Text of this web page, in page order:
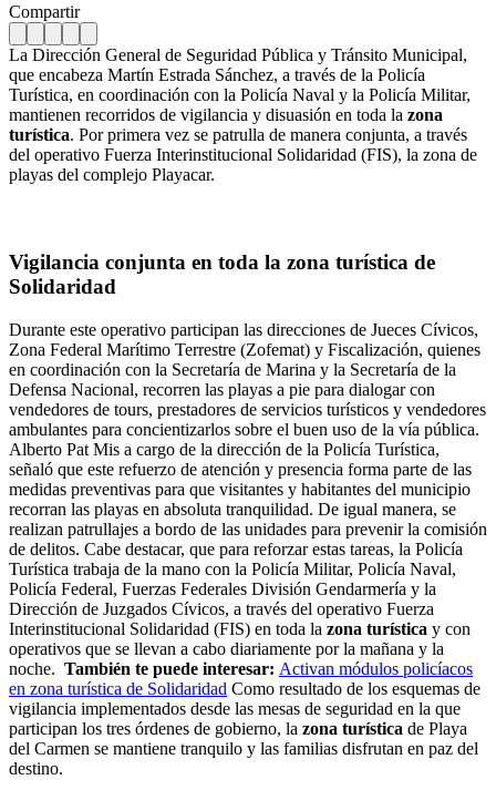
Compartir
La Dirección General de Seguridad Pública y Tránsito Municipal,
que encabeza Martín Estrada Sánchez, a través de la Policía
Turística, en coordinación con la Policía Naval y la Policía Militar,
mantienen recorridos de vigilancia y disuasión en toda la zona
turística. Por primera vez se patrulla de manera conjunta, a través
del operativo Fuerza Interinstitucional Solidaridad (FIS), la zona de
playas del complejo Playacar.
Vigilancia conjunta en toda la zona turística de
Solidaridad
Durante este operativo participan las direcciones de Jueces Cívicos,
Zona Federal Marítimo Terrestre (Zofemat) y Fiscalización, quienes
en coordinación con la Secretaría de Marina y la Secretaría de la
Defensa Nacional, recorren las playas a pie para dialogar con
vendedores de tours, prestadores de servicios turísticos y vendedores
ambulantes para concientizarlos sobre el buen uso de la vía pública.
Alberto Pat Mis a cargo de la dirección de la Policía Turística,
señaló que este refuerzo de atención y presencia forma parte de las
medidas preventivas para que visitantes y habitantes del municipio
recorran las playas en absoluta tranquilidad. De igual manera, se
realizan patrullajes a bordo de las unidades para prevenir la comisión
de delitos. Cabe destacar, que para reforzar estas tareas, la Policía
Turística trabaja de la mano con la Policía Militar, Policía Naval,
Policía Federal, Fuerzas Federales División Gendarmería y la
Dirección de Juzgados Cívicos, a través del operativo Fuerza
Interinstitucional Solidaridad (FIS) en toda la zona turística y con
operativos que se llevan a cabo diariamente por la mañana y la
noche. También te puede interesar: Activan módulos policíacos
en zona turística de Solidaridad Como resultado de los esquemas de
vigilancia implementados desde las mesas de seguridad en la que
participan los tres órdenes de gobierno, la zona turística de Playa
del Carmen se mantiene tranquilo y las familias disfrutan en paz del
destino.